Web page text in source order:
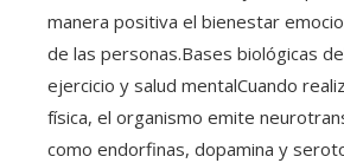
manera positiva el bienestar
de las personas.Bases biológicas
ejercicio y salud mentalCuando
física, el organismo emite
como endorfinas, dopamina y